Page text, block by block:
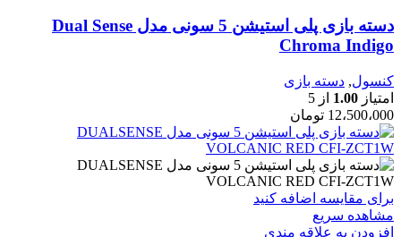
دسته بازی پلی استیشن 5 سونی مدل Dual Sense
Chroma Indigo
کنسول, دسته بازی
امتیاز 1.00 از 5
12،500،000 تومان
برای مقایسه اضافه کنید
مشاهده سریع
افزودن به علاقه مندی